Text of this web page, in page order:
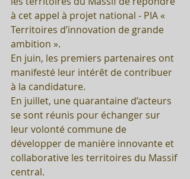
à cet appel à projet national - PIA «
Territoires d’innovation de grande
ambition ».
En juin, les premiers partenaires ont
manifesté leur intérêt de contribuer
à la candidature.
En juillet, une quarantaine d’acteurs
se sont réunis pour échanger sur
leur volonté commune de
développer de manière innovante et
collaborative les territoires du Massif
central.